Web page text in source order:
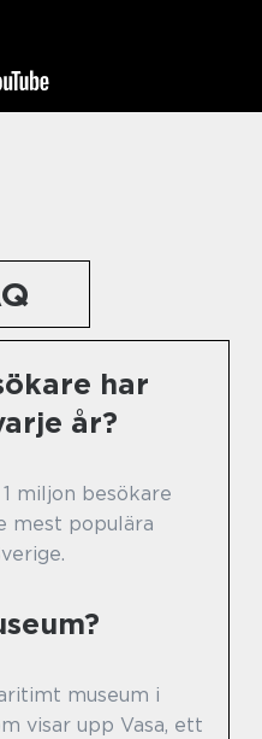
har
år?
miljon besökare
mest populära
museum i
visar upp Vasa, ett